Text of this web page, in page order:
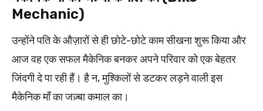
Mechanic)
उन्होंने पति के औज़ारों से ही छोटे-छोटे काम सीखना शुरू किया और
आज वह एक सफल मैकेनिक बनकर अपने परिवार को एक बेहतर
जिंदगी दे पा रही हैं। है न, मुश्किलों से डटकर लड़ने वाली इस
मैकेनिक माँ का जज़्बा कमाल का।